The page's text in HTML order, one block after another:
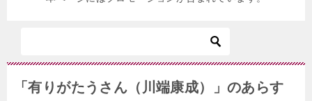
「有りがたうさん（川端康成）」のあらす